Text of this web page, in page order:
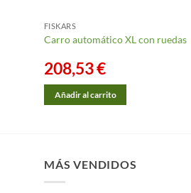
FISKARS
Carro automático XL con ruedas
208,53€
Añadir al carrito
MÁS VENDIDOS